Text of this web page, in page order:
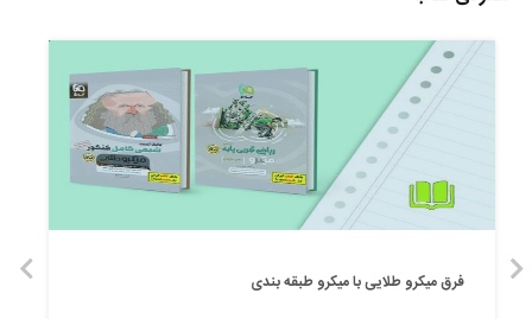
فرق میکرو طلایی با میکرو طبقه بندی